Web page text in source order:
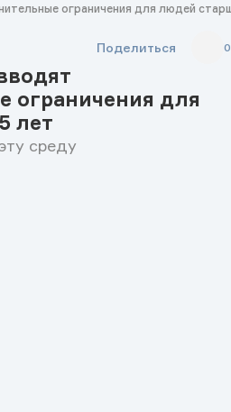
ограничения для людей
Поделиться 0
ограничения для
лет
среду